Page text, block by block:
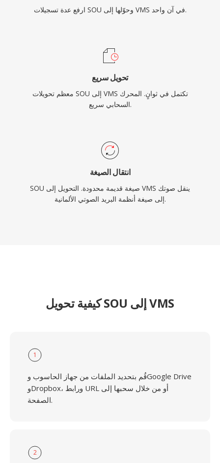
ارفع عدة تسجيلات SOU وحوّلها إلى VMS في آن واحد.
تحويل سريع
معظم تحويلات SOU إلى VMS تكتمل في ثوانٍ. المحرك
السحابي سريع.
انتقال الصيغة
SOU صيغة قديمة محدودة. التحويل إلى VMS ينقل صوتك
إلى صيغة أنظمة البريد الصوتي الألمانية.
كيفية تحويل SOU إلى VMS
1
قُم بتحديد الملفات من جهاز الحاسوب وGoogle Drive
وDropbox، ورابط URL أو من خلال سحبها إلى
الصفحة.
2